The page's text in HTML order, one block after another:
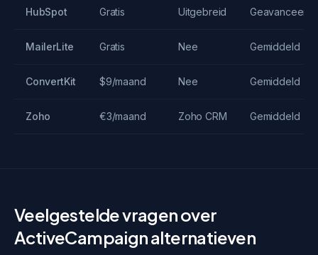
HubSpot Gratis Uitgebreid Geavanceerd
MailerLite Gratis Nee Gemiddeld
ConvertKit $9/maand Nee Gemiddeld
Zoho €3/maand Zoho CRM Gemiddeld
Veelgestelde vragen over
ActiveCampaign alternatieven